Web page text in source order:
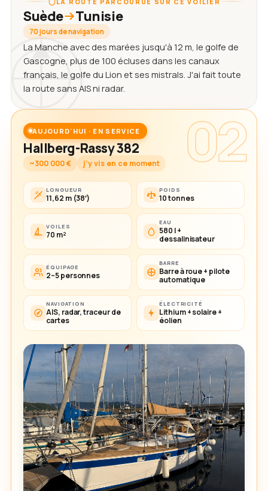
Suède Tunisie
70 jours de navigation
La Manche avec des marées jusqu'à 12 m, le golfe de
Gascogne, plus de 100 écluses dans les canaux
français, le golfe du Lion et ses mistrals. J'ai fait toute
la route sans AIS ni radar.
02
AUJOURD'HUI · EN SERVICE
Hallberg-Rassy 382
~300 000 € j'y vis en ce moment
LONGUEUR
11,62 m (38′)
POIDS
10 tonnes
VOILES
70 m²
EAU
580 l +
dessalinisateur
ÉQUIPAGE
2–5 personnes
BARRE
Barre à roue + pilote
automatique
NAVIGATION
AIS, radar, traceur de
cartes
ÉLECTRICITÉ
Lithium + solaire +
éolien